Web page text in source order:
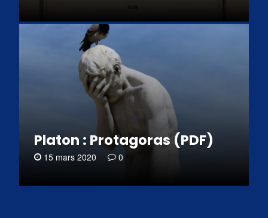
Platon : Protagoras (PDF)
15 mars 2020 0